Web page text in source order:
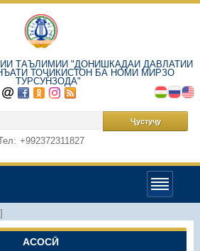
ТАЪЛИМИИ "ДОНИШКАДАИ ДАВЛАТИИ
ТОҶИКИСТОН БА НОМИ МИРЗО
ТУРСУНЗОДА"
+992372311827
АСОСӢ